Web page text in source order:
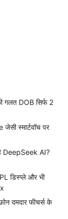
DOB सिर्फ 2
स्मार्टवॉच पर
DeepSeek AI?
डिस्प्ले और भी
दमदार फीचर्स के